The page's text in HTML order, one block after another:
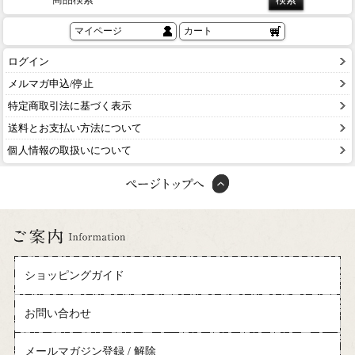
マイページ カート
ログイン
メルマガ申込/停止
特定商取引法に基づく表示
送料とお支払い方法について
個人情報の取扱いについて
ショッピングガイド
お問い合わせ
メールマガジン登録 / 解除